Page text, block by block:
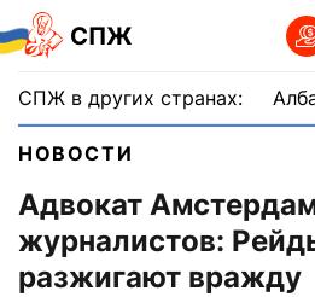
СПЖ
СПЖ в других странах:
НОВОСТИ
Адвокат
журналистов:
разжигают вражду